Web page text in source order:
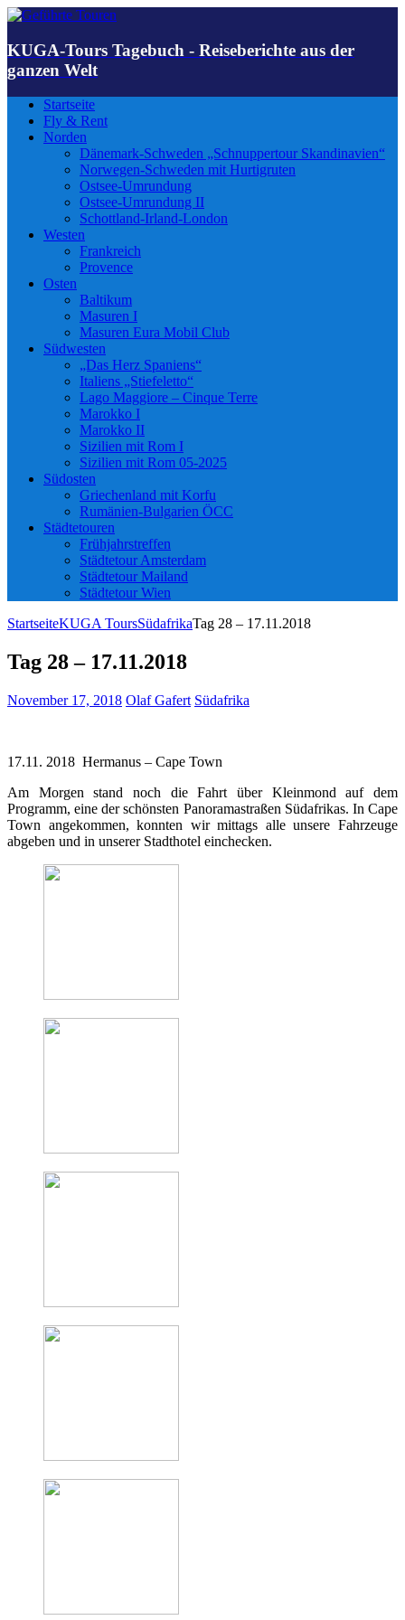
KUGA-Tours Tagebuch - Reiseberichte aus der
ganzen Welt
Startseite
Fly & Rent
Norden
Dänemark-Schweden „Schnuppertour Skandinavien“
Norwegen-Schweden mit Hurtigruten
Ostsee-Umrundung
Ostsee-Umrundung II
Schottland-Irland-London
Westen
Frankreich
Provence
Osten
Baltikum
Masuren I
Masuren Eura Mobil Club
Südwesten
„Das Herz Spaniens“
Italiens „Stiefeletto“
Lago Maggiore – Cinque Terre
Marokko I
Marokko II
Sizilien mit Rom I
Sizilien mit Rom 05-2025
Südosten
Griechenland mit Korfu
Rumänien-Bulgarien ÖCC
Städtetouren
Frühjahrstreffen
Städtetour Amsterdam
Städtetour Mailand
Städtetour Wien
StartseiteKUGA ToursSüdafrikaTag 28 – 17.11.2018
Tag 28 – 17.11.2018
November 17, 2018 Olaf Gafert Südafrika
17.11. 2018 Hermanus – Cape Town
Am Morgen stand noch die Fahrt über Kleinmond auf dem
Programm, eine der schönsten Panoramastraßen Südafrikas. In Cape
Town angekommen, konnten wir mittags alle unsere Fahrzeuge
abgeben und in unserer Stadthotel einchecken.